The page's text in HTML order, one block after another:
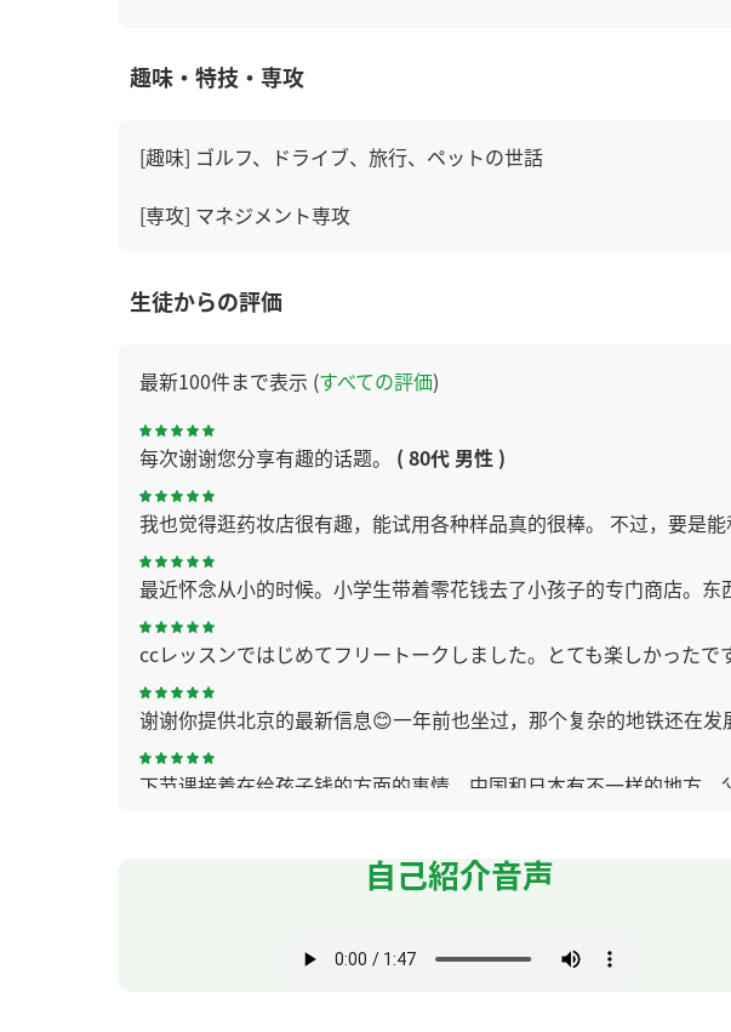
趣味・特技・専攻
[趣味] ゴルフ、ドライブ、旅行、ペットの世話
[専攻] マネジメント専攻
生徒からの評価
最新100件まで表示 (すべての評価)
每次谢谢您分享有趣的话题。 ( 80代 男性 )
我也觉得逛药妆店很有趣，能试用各种样品真的很棒。 不过，要是
最近怀念从小的时候。小学生带着零花钱去了小孩子的专门商店。东
ccレッスンではじめてフリートークしました。とても楽しかった
谢谢你提供北京的最新信息😊一年前也坐过，那个复杂的地铁还在
下节课接着在给孩子钱的方面的事情。中国和日本有不一样的地方。
自己紹介音声